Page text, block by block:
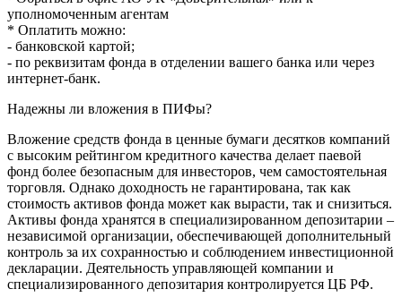
уполномоченным агентам
* Оплатить можно:
- банковской картой;
- по реквизитам фонда в отделении вашего банка или через
интернет-банк.
Надежны ли вложения в ПИФы?
Вложение средств фонда в ценные бумаги десятков компаний
с высоким рейтингом кредитного качества делает паевой
фонд более безопасным для инвесторов, чем самостоятельная
торговля. Однако доходность не гарантирована, так как
стоимость активов фонда может как вырасти, так и снизиться.
Активы фонда хранятся в специализированном депозитарии –
независимой организации, обеспечивающей дополнительный
контроль за их сохранностью и соблюдением инвестиционной
декларации. Деятельность управляющей компании и
специализированного депозитария контролируется ЦБ РФ.